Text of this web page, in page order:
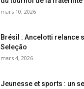
mars 10, 2026
Brésil : Ancelotti relance
Seleção
mars 4, 2026
Jeunesse et sports : un